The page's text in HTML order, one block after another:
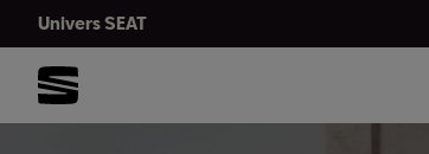
Univers SEAT